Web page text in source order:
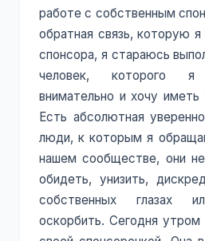
работе с собственным
обратная связь, которую
спонсора, я стараюсь
человек, которого
внимательно и хочу
Есть абсолютная
люди, к которым я
нашем сообществе, они
обидеть, унизить,
собственных глазах
оскорбить. Сегодня утром